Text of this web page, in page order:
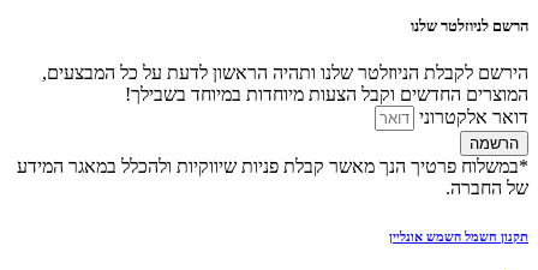
הרשם לניוזלטר שלנו
הירשם לקבלת הניוזלטר שלנו ותהיה הראשון לדעת על כל המבצעים,
המוצרים החדשים וקבל הצעות מיוחדות במיוחד בשבילך!
דואר אלקטרוני
הרשמה
*במשלוח פרטיך הנך מאשר קבלת פניות שיווקיות ולהכלל במאגר המידע
של החברה.
תקנון חשמל השמש אונליין